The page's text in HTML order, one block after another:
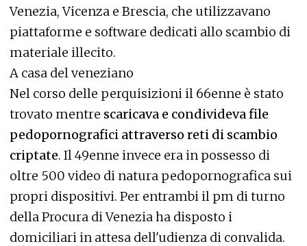
Venezia, Vicenza e Brescia, che utilizzavano
piattaforme e software dedicati allo scambio di
materiale illecito.
A casa del veneziano
Nel corso delle perquisizioni il 66enne è stato
trovato mentre scaricava e condivideva file
pedopornografici attraverso reti di scambio
criptate. Il 49enne invece era in possesso di
oltre 500 video di natura pedopornografica sui
propri dispositivi. Per entrambi il pm di turno
della Procura di Venezia ha disposto i
domiciliari in attesa dell'udienza di convalida.